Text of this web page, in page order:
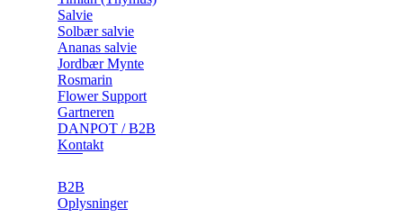
Salvie
Solbær salvie
Ananas salvie
Jordbær Mynte
Rosmarin
Flower Support
Gartneren
DANPOT / B2B
Kontakt
B2B
Oplysninger